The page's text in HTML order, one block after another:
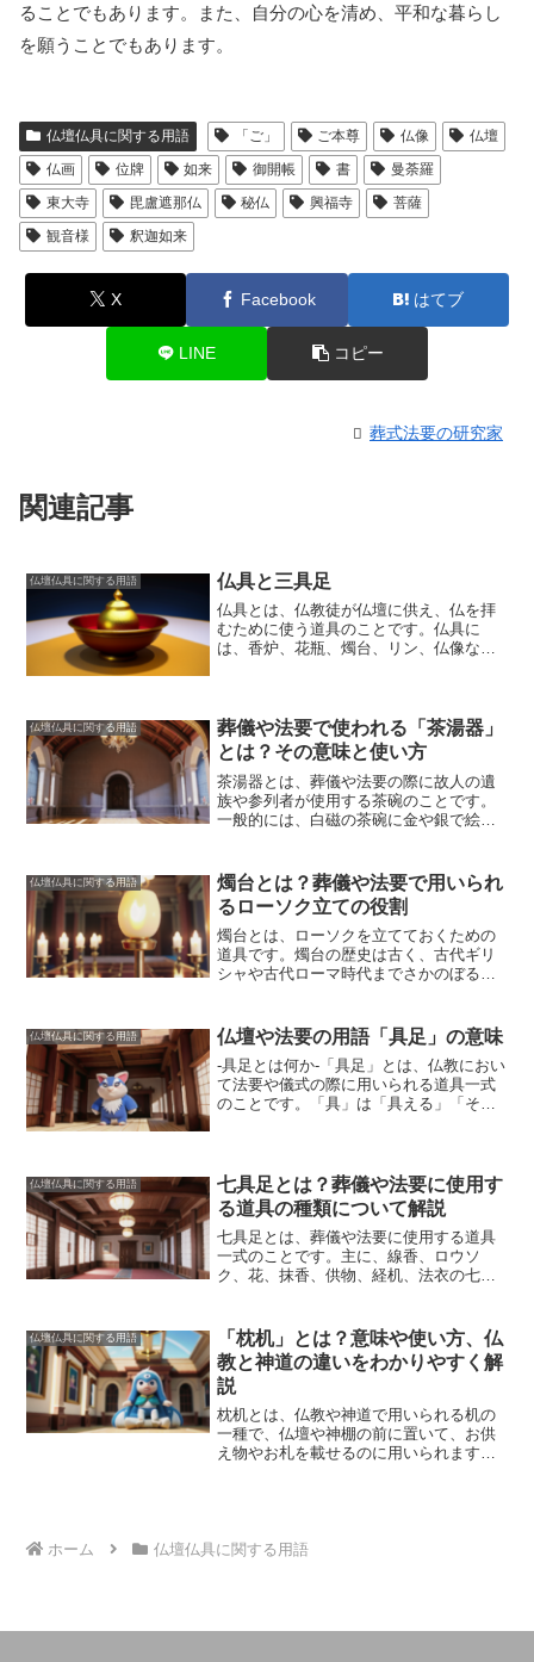
ることでもあります。また、自分の心を清め、平和な暮らし
を願うことでもあります。
仏壇仏具に関する用語 「ご」 ご本尊 仏像
仏壇
仏画
位牌 如来 御開帳 書
曼荼羅
東大寺
毘盧遮那仏 秘仏 興福寺
菩薩
観音様
釈迦如来
X Facebook はてブ
LINE コピー
葬式法要の研究家
関連記事
仏壇仏具に関する用語 仏具と三具足
仏具とは、仏教徒が仏壇に供え、仏を拝
むために使う道具のことです。仏具に
は、香炉、花瓶、燭台、リン、仏像など
めに使用されます。仏具は、仏教徒にと
って大切なものであり、仏壇に供えるこ
とで、仏への感謝の気持ちや、仏の教え
に敬意を払う気持ちを表します。また、
仏具は、仏教徒が仏教の教えを学び、実
践するための道具でもあります。仏具を
を得ることを目指します。
仏壇仏具に関する用語
葬儀や法要で使われる「茶湯器」
とは？その意味と使い方
茶湯器とは、葬儀や法要の際に故人の遺
族や参列者が使用する茶碗のことです。
一般的には、白磁の茶碗に金や銀で絵柄
が多いです。 茶湯器の由来は、室町時代
にまで遡ります。当時、葬儀や法要の際
には、故人の冥福を祈って茶を供える風
習があり、この際に使用された茶碗が茶
湯器の原型になったと言われています。
茶湯器は、故人を偲ぶ大切なアイテムで
の遺族や参列者が故人を偲んで語り合う
場にもなっています。
仏壇仏具に関する用語
燭台とは？葬儀や法要で用いられ
るローソク立ての役割
燭台とは、ローソクを立てておくための
道具です。燭台の歴史は古く、古代ギリ
シャや古代ローマ時代までさかのぼると
ましたが、次第に宗教的な儀式や祭祀な
どにも用いられるようになりました。日
本においては、燭台は仏教伝来とともに
広まったと言われています。仏教では、
ローソクは「仏の智慧の光」を表し、燭
ようになりました。葬儀や法要では、燭
台にローソクを立てて、仏壇や祭壇に供
えます。これは、故人の霊を弔うためで
あり、また、仏の智慧の光によって故人
が迷わずに成仏することを願うためでも
あります。
仏壇仏具に関する用語 仏壇や法要の用語「具足」の意味
-具足とは何か- 「具足」とは、仏教におい
て法要や儀式の際に用いられる道具一式
のことです。
「具」は「具える」「そろ
呼びます。具体的には、「香炉」「燭
台」「花瓶」「水盂」「犍椎（け んつ
い）」などの道具類に加え、「経典」
「仏像」「曼荼羅（まんだら）」などの
仏具類も含みます。これらは、法要や儀
式を円滑に行うために欠かせない道具で
す。仏壇に安置することで、仏壇を荘厳
し、故人の冥福を祈ることができます。
また、法要や儀式の際には、具足を用い
てお経を唱えたり、仏像や曼荼羅に供物
を捧げたりします。このような行為は、
故人の冥福を祈り、仏の功徳を讃えるこ
とを目的としています。-具足の役割-具足
には、 法要や儀式を円滑に行うための役
もあります。
ことで、故人の冥福を祈り、仏の功徳を
仏壇仏具に関する用語
七具足とは？葬儀や法要に使用す
る道具の種類について解説
七具足とは、葬儀や法要に使用する道具
一式のことです。主に、線香、ロウソ
ク、花、抹香、供物、経机、法衣の七つ
だりするために使用されます。七具足の
由来は、仏教の経典である『大般涅槃
経』に記載されている「七種供養」にあ
ります。七種供養とは、仏陀に供養する
七つの方法のことです。この七種供養
が、葬儀や法要における七具足の原型に
なったと考えられています。 七具足の各
道具には、それぞれ意味があります。
たりするために使用されます。花は、故
人を偲んだり、供養したりするために使
仏壇仏具に関する用語
「枕机」とは？意味や使い方、仏
教と神道の違いをわかりやすく解
説
枕机とは、仏教や神道で用いられる机の
一種で、仏壇や神棚の前に置いて、お供
え物やお札を載せるのに用いられます。
祀りしている仏様や神様をより敬い、大
ホーム 仏壇仏具に関する用語